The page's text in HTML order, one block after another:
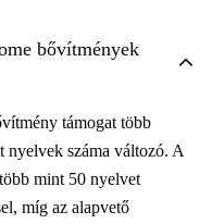
bővítmények
támogat több
nyelvek száma változó. A
mint 50 nyelvet
míg az alapvető